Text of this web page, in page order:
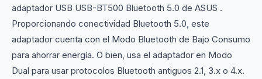
adaptador USB USB-BT500 Bluetooth 5.0 de ASUS .
Proporcionando conectividad Bluetooth 5.0, este
adaptador cuenta con el Modo Bluetooth de Bajo Consumo
para ahorrar energía. O bien, usa el adaptador en Modo
Dual para usar protocolos Bluetooth antiguos 2.1, 3.x o 4.x.